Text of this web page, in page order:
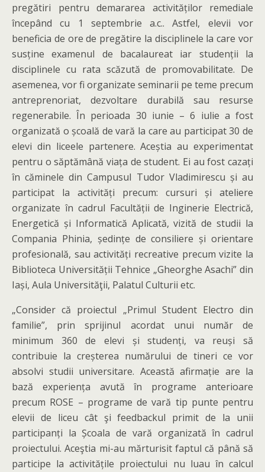
pregătiri pentru demararea activităților remediale
începând cu 1 septembrie a.c.. Astfel, elevii vor
beneficia de ore de pregătire la disciplinele la care vor
susține examenul de bacalaureat iar studenții la
disciplinele cu rata scăzută de promovabilitate. De
asemenea, vor fi organizate seminarii pe teme precum
antreprenoriat, dezvoltare durabilă sau resurse
regenerabile. În perioada 30 iunie – 6 iulie a fost
organizată o școală de vară la care au participat 30 de
elevi din liceele partenere. Aceștia au experimentat
pentru o săptămână viața de student. Ei au fost cazați
în căminele din Campusul Tudor Vladimirescu și au
participat la activități precum: cursuri și ateliere
organizate în cadrul Facultății de Inginerie Electrică,
Energetică și Informatică Aplicată, vizită de studii la
Compania Phinia, ședințe de consiliere și orientare
profesională, sau activități recreative precum vizite la
Biblioteca Universității Tehnice „Gheorghe Asachi” din
Iași, Aula Universităţii, Palatul Culturii etc.
„Consider că proiectul „Primul Student Electro din
familie”, prin sprijinul acordat unui număr de
minimum 360 de elevi și studenți, va reuși să
contribuie la creșterea numărului de tineri ce vor
absolvi studii universitare. Această afirmație are la
bază experiența avută în programe anterioare
precum ROSE – programe de vară tip punte pentru
elevii de liceu cât şi feedbackul primit de la unii
participanți la Școala de vară organizată în cadrul
proiectului. Aceştia mi-au mărturisit faptul că până să
participe la activitățile proiectului nu luau în calcul